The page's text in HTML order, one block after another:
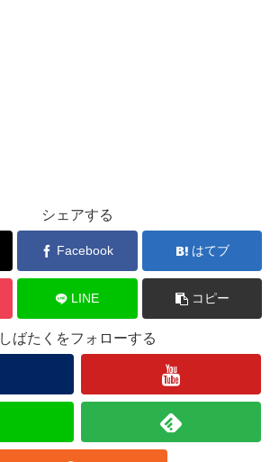
シェアする
Facebook はてブ
LINE コピー
しばたくをフォローする